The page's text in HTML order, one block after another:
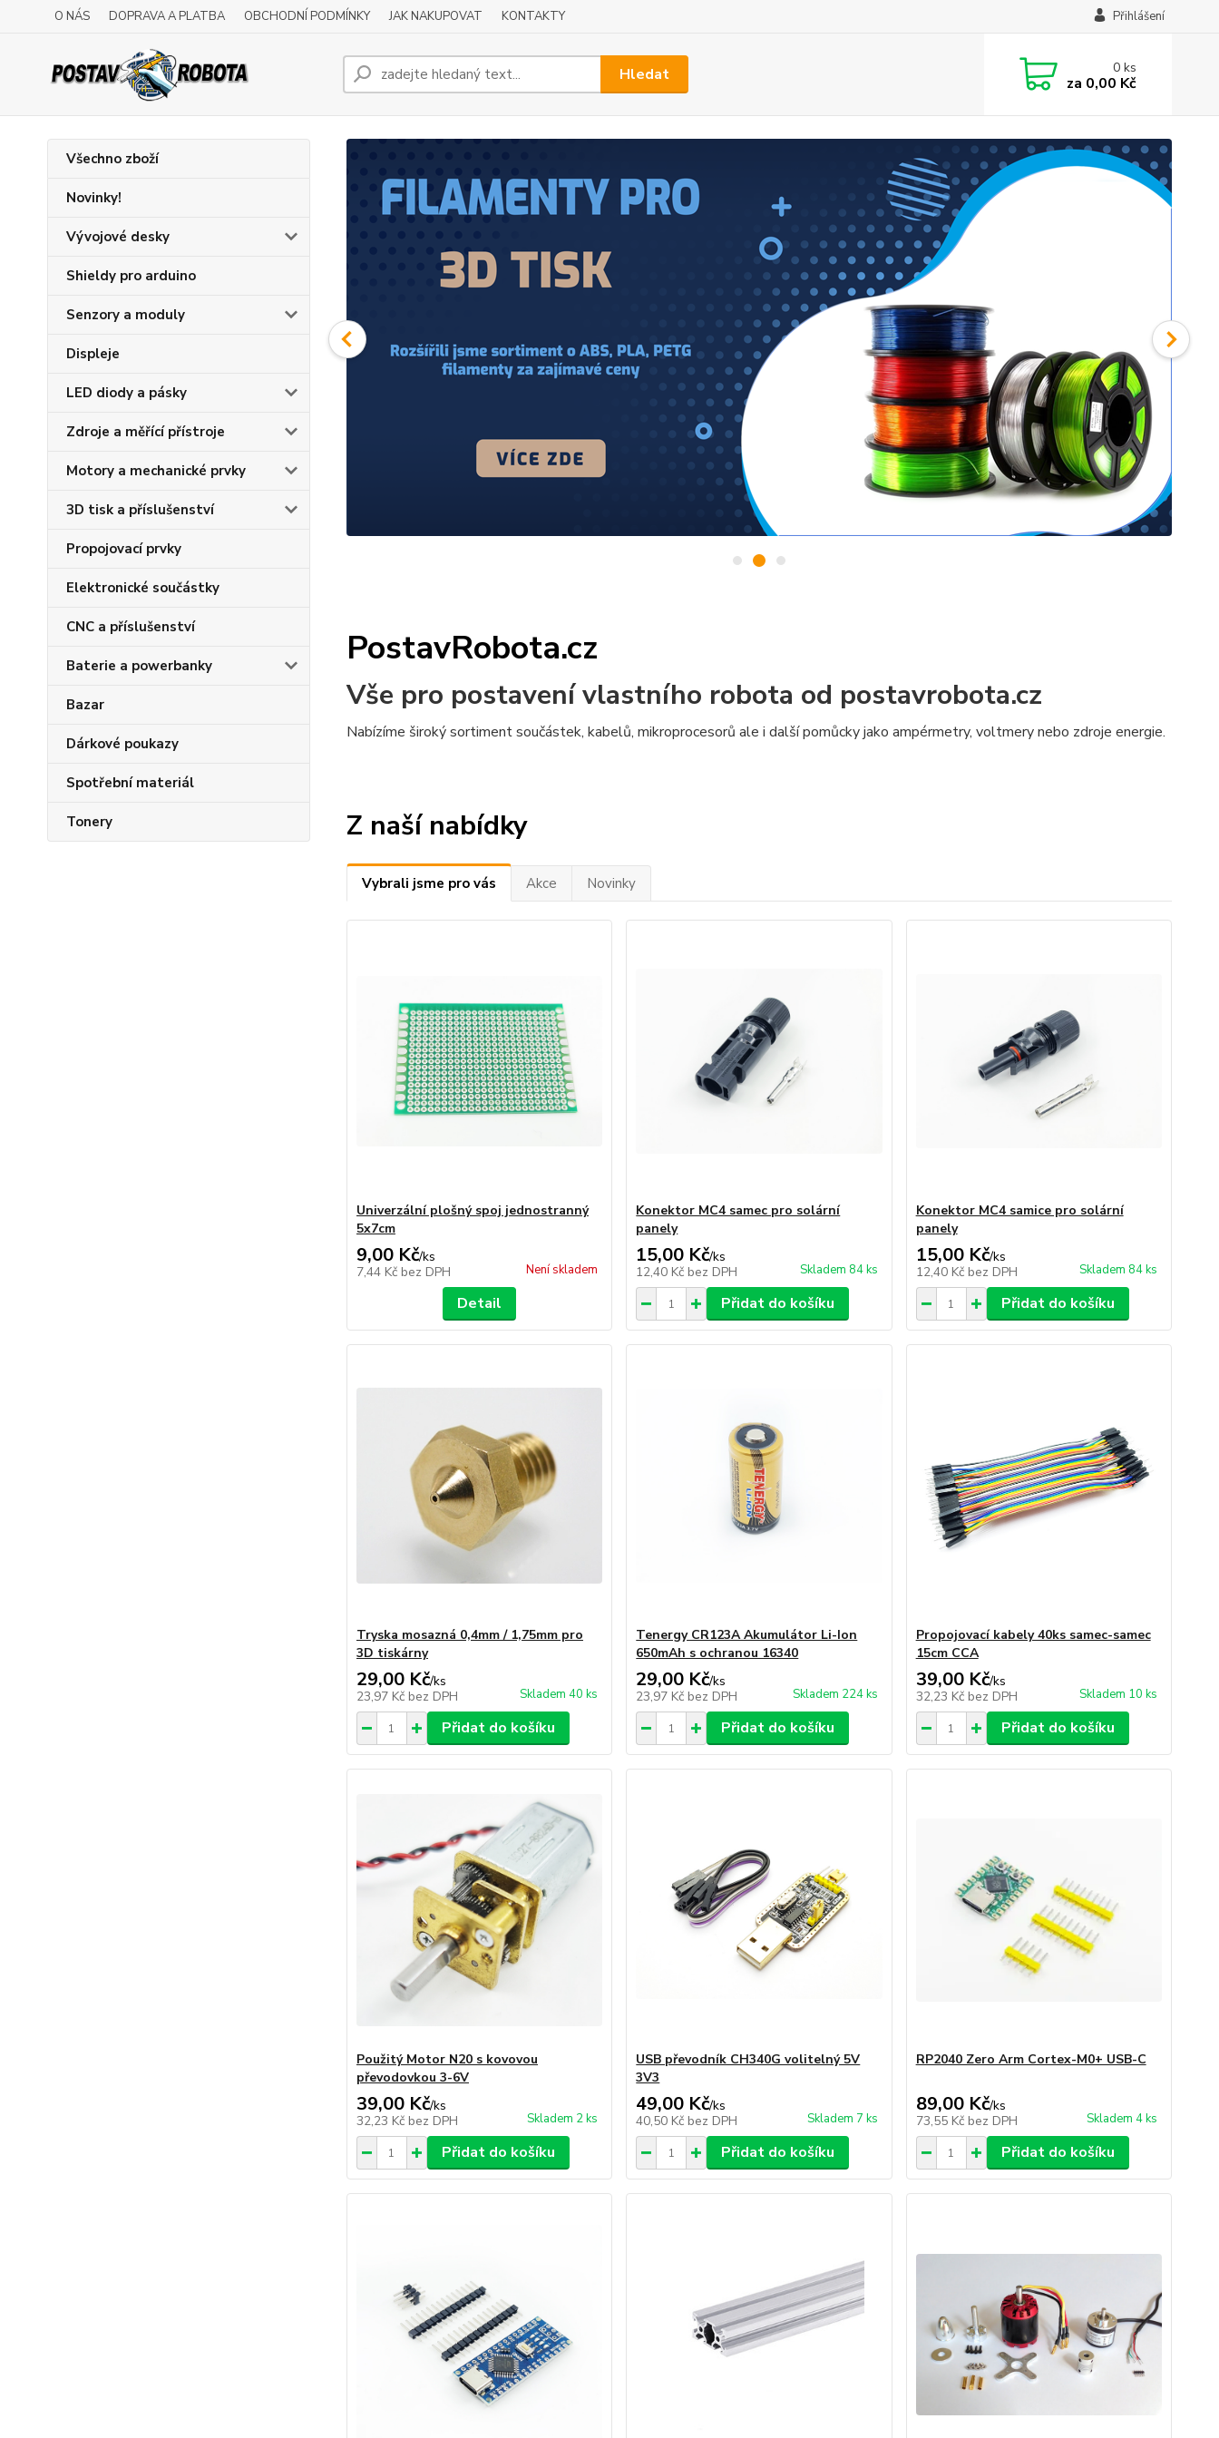
O NÁS DOPRAVA A PLATBA OBCHODNÍ PODMÍNKY JAK NAKUPOVAT KONTAKTY Přihlášení
Hledat 0ks
za 0,00 Kč
Všechno zboží
Novinky!
Vývojové desky
Shieldy pro arduino
Senzory a moduly
Displeje
LED diody a pásky
Zdroje a měřící přístroje
Motory a mechanické prvky
3D tisk a příslušenství
Propojovací prvky
Elektronické součástky
CNC a příslušenství
Baterie a powerbanky
Bazar
Dárkové poukazy
Spotřební materiál
Tonery
PostavRobota.cz
Vše pro postavení vlastního robota od postavrobota.cz
Nabízíme široký sortiment součástek, kabelů, mikroprocesorů ale i další pomůcky jako ampérmetry, voltmery nebo zdroje energie.
Z naší nabídky
Vybrali jsme pro vás Akce Novinky
Univerzální plošný spoj jednostranný
5x7cm
9,00 Kč/ks
7,44 Kč bez DPH Není skladem
Detail
Konektor MC4 samec pro solární
panely
15,00 Kč/ks
12,40 Kč bez DPH Skladem 84 ks
Přidat do košíku
Konektor MC4 samice pro solární
panely
15,00 Kč/ks
12,40 Kč bez DPH Skladem 84 ks
Přidat do košíku
Tryska mosazná 0,4mm / 1,75mm pro
3D tiskárny
29,00 Kč/ks
23,97 Kč bez DPH Skladem 40 ks
Přidat do košíku
Tenergy CR123A Akumulátor Li-Ion
650mAh s ochranou 16340
29,00 Kč/ks
23,97 Kč bez DPH Skladem 224 ks
Přidat do košíku
Propojovací kabely 40ks samec-samec
15cm CCA
39,00 Kč/ks
32,23 Kč bez DPH Skladem 10 ks
Přidat do košíku
Použitý Motor N20 s kovovou
převodovkou 3-6V
39,00 Kč/ks
32,23 Kč bez DPH Skladem 2 ks
Přidat do košíku
USB převodník CH340G volitelný 5V
3V3
49,00 Kč/ks
40,50 Kč bez DPH Skladem 7 ks
Přidat do košíku
RP2040 Zero Arm Cortex-M0+ USB-C
89,00 Kč/ks
73,55 Kč bez DPH Skladem 4 ks
Přidat do košíku